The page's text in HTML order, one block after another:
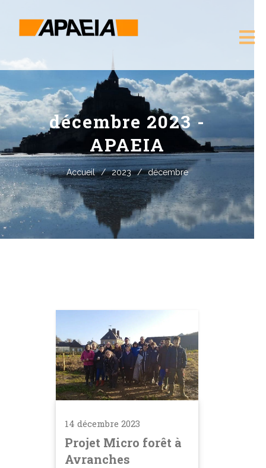
décembre 2023 -
APAEIA
Accueil / 2023 / décembre
14 décembre 2023
Projet Micro forêt à
Avranches